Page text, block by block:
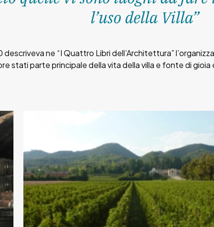
l’uso della Villa”
descriveva ne “I Quattro Libri dell’Architettura”
stati parte principale della vita della villa e fonte di gioia